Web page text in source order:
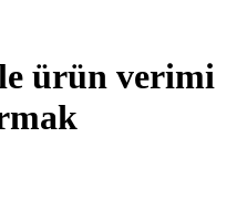
ürün verimi